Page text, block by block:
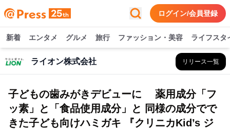
ログイン/会員登録
新着 エンタメ グルメ 旅行 ファッション・美容 ライフスタ
ライオン株式会社 リリース一覧
子どもの歯みがきデビューに 薬用成分「フ
ッ素」と「食品使用成分」と 同様の成分でで
きた子ども向けハミガキ 『クリニカKid’s ジ